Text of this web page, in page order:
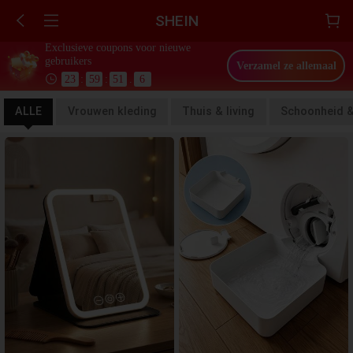
SHEIN
Exclusieve coupons voor nieuwe
gebruikers
23 : 59 : 48 5
Verzamel ze allemaal
ALLE Vrouwen kleding Thuis & living Schoonheid